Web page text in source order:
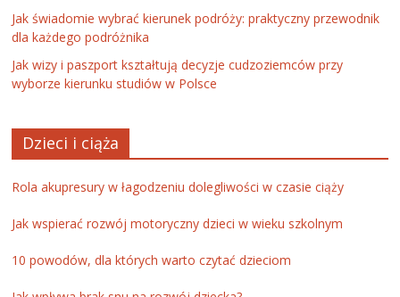
Jak świadomie wybrać kierunek podróży: praktyczny przewodnik
dla każdego podróżnika
Jak wizy i paszport kształtują decyzje cudzoziemców przy
wyborze kierunku studiów w Polsce
Dzieci i ciąża
Rola akupresury w łagodzeniu dolegliwości w czasie ciąży
Jak wspierać rozwój motoryczny dzieci w wieku szkolnym
10 powodów, dla których warto czytać dzieciom